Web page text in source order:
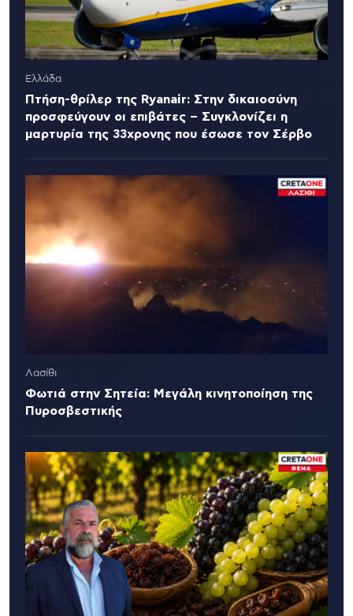
Ελλάδα
Πτήση-θρίλερ της Ryanair: Στην δικαιοσύνη
προσφεύγουν οι επιβάτες – Συγκλονίζει η
μαρτυρία της 33χρονης που έσωσε τον Σέρβο
Λασίθι
Φωτιά στην Σητεία: Μεγάλη κινητοποίηση της
Πυροσβεστικής